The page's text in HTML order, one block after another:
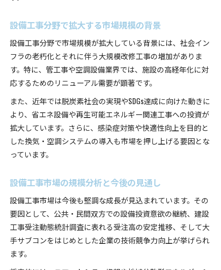
設備工事分野で拡大する市場規模の背景
設備工事分野で市場規模が拡大している背景には、社会イン
フラの老朽化とそれに伴う大規模改修工事の増加がありま
す。特に、管工事や空調設備業界では、施設の高経年化に対
応するためのリニューアル需要が顕著です。
また、近年では脱炭素社会の実現やSDGs達成に向けた動きに
より、省エネ設備や再生可能エネルギー関連工事への投資が
拡大しています。さらに、感染症対策や快適性向上を目的と
した換気・空調システムの導入も市場を押し上げる要因とな
っています。
設備工事市場の規模分析と今後の見通し
設備工事市場は今後も堅調な成長が見込まれています。その
要因として、公共・民間双方での設備投資意欲の継続、建設
工事受注動態統計調査に表れる受注高の安定推移、そして大
手サブコンをはじめとした企業の技術競争力向上が挙げられ
ます。